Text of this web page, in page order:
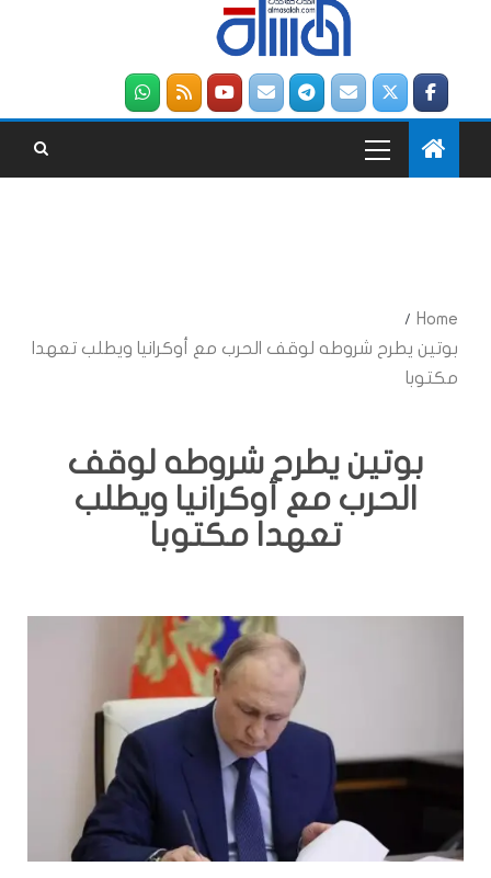
Home
بوتين يطرح شروطه لوقف الحرب مع أوكرانيا ويطلب تعهدا
مكتوبا
بوتين يطرح شروطه لوقف
الحرب مع أوكرانيا ويطلب
تعهدا مكتوبا